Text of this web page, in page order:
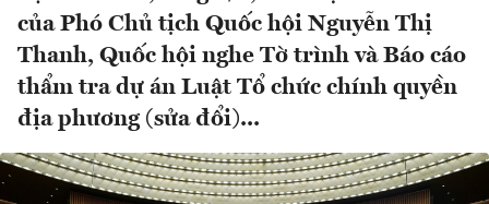
của Phó Chủ tịch Quốc hội Nguyễn Thị
Thanh, Quốc hội nghe Tờ trình và Báo cáo
thẩm tra dự án Luật Tổ chức chính quyền
địa phương (sửa đổi)...